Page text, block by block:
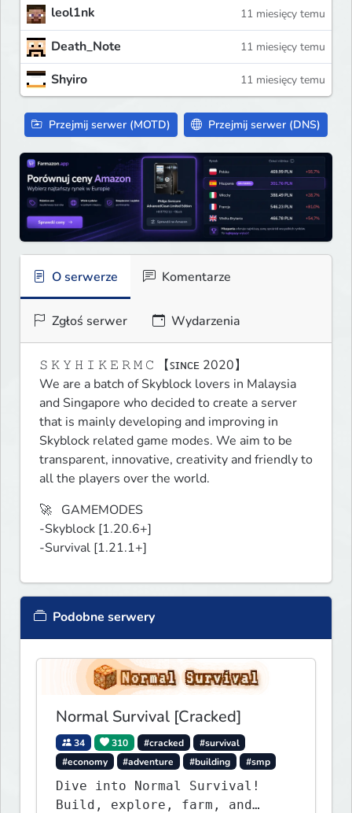
leol1nk 11 miesięcy temu
Death_Note 11 miesięcy temu
Shyiro 11 miesięcy temu
Przejmij serwer (MOTD) Przejmij serwer (DNS)
O serwerze Komentarze
Zgłoś serwer Wydarzenia
𝚂 𝙺 𝚈 𝙷 𝙸 𝙺 𝙴 𝚁 𝙼 𝙲 【ꜱɪɴᴄᴇ 2020】
We are a batch of Skyblock lovers in Malaysia
and Singapore who decided to create a server
that is mainly developing and improving in
Skyblock related game modes. We aim to be
transparent, innovative, creativity and friendly to
all the players over the world.
🚀   GAMEMODES
-Skyblock [1.20.6+]
-Survival [1.21.1+]
Podobne serwery
Normal Survival [Cracked]
34 310 #cracked
#survival
#economy
#adventure #building #smp
Dive into Normal Survival!
Build, explore, farm, and